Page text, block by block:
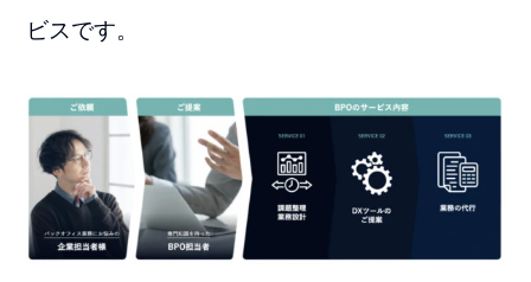
ビスです。